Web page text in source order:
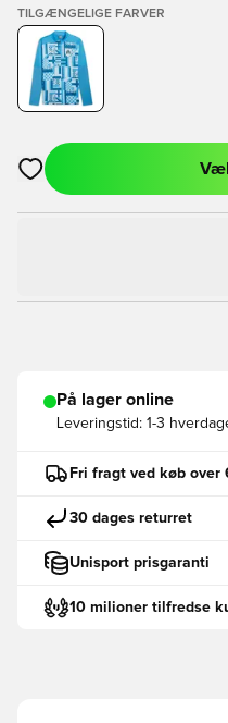
TILGÆNGELIGE FARVER
Åbner en Modal til at
På lager online
Leveringstid: 1-3
Fri fragt ved køb over
30 dages returret
Unisport prisgaranti
10 milioner tilfredse